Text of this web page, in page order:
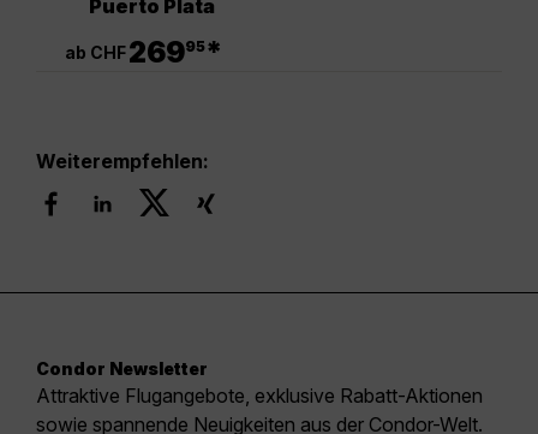
Puerto Plata
ab CHF26995*
Weiterempfehlen:
Condor Newsletter
Attraktive Flugangebote, exklusive Rabatt-Aktionen
sowie spannende Neuigkeiten aus der Condor-Welt.